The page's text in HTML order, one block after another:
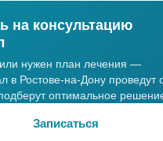
на консультацию
или нужен план лечения —
в Ростове-на-Дону проведут
оптимальное
Записаться